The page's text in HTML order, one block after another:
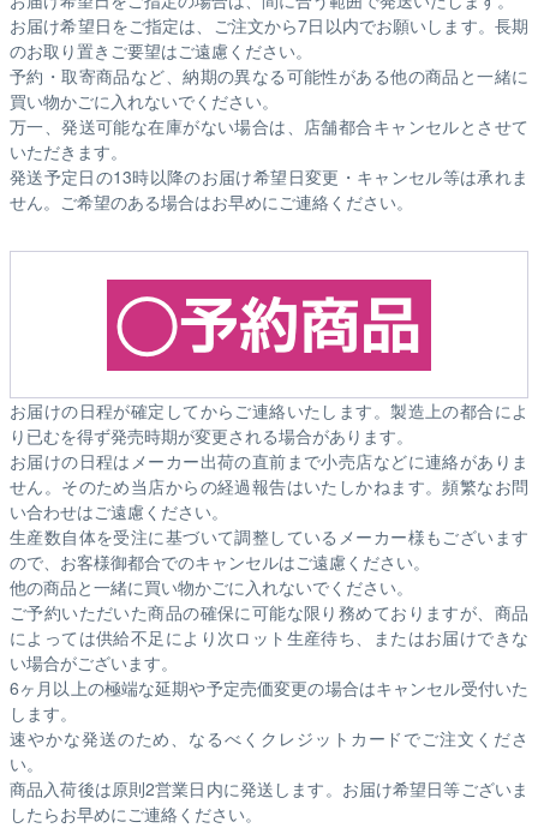
お届け希望日をご指定は、ご注文から7日以内でお願いします。長期
のお取り置きご要望はご遠慮ください。
予約・取寄商品など、納期の異なる可能性がある他の商品と一緒に
買い物かごに入れないでください。
万一、発送可能な在庫がない場合は、店舗都合キャンセルとさせて
いただきます。
発送予定日の13時以降のお届け希望日変更・キャンセル等は承れま
せん。ご希望のある場合はお早めにご連絡ください。
お届けの日程が確定してからご連絡いたします。製造上の都合によ
り已むを得ず発売時期が変更される場合があります。
お届けの日程はメーカー出荷の直前まで小売店などに連絡がありま
せん。そのため当店からの経過報告はいたしかねます。頻繁なお問
い合わせはご遠慮ください。
生産数自体を受注に基づいて調整しているメーカー様もございます
ので、お客様御都合でのキャンセルはご遠慮ください。
他の商品と一緒に買い物かごに入れないでください。
ご予約いただいた商品の確保に可能な限り務めておりますが、商品
によっては供給不足により次ロット生産待ち、またはお届けできな
い場合がございます。
6ヶ月以上の極端な延期や予定売価変更の場合はキャンセル受付いた
します。
速やかな発送のため、なるべくクレジットカードでご注文くださ
い。
商品入荷後は原則2営業日内に発送します。お届け希望日等ございま
したらお早めにご連絡ください。